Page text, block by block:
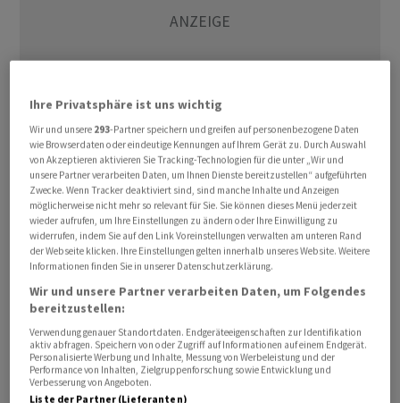
Gleichzeitig bekräftigte der Bankensoftwarespezialist
die Ziele für das Gesamtjahr.
In den Monaten von April bis Juni erreichte der Umsatz
239,0 Millionen US-Dollar, was im Rahmen des
Vorjahreswertes von 238,1 Millionen liegt, wie Temenos
am Donnerstagabend mitteilte. Der bereinigte
Betriebsgewinn EBIT stieg auf 84,7 Millionen Dollar, ein
Plus von 8 Prozent.
Ihre Privatsphäre ist uns wichtig
Wir und unsere 293-Partner speichern und greifen auf personenbezogene Daten
wie Browserdaten oder eindeutige Kennungen auf Ihrem Gerät zu. Durch Auswahl
von Akzeptieren aktivieren Sie Tracking-Technologien für die unter „Wir und
unsere Partner verarbeiten Daten, um Ihnen Dienste bereitzustellen“ aufgeführten
Zwecke. Wenn Tracker deaktiviert sind, sind manche Inhalte und Anzeigen
möglicherweise nicht mehr so relevant für Sie. Sie können dieses Menü jederzeit
wieder aufrufen, um Ihre Einstellungen zu ändern oder Ihre Einwilligung zu
widerrufen, indem Sie auf den Link Voreinstellungen verwalten am unteren Rand
der Webseite klicken. Ihre Einstellungen gelten innerhalb unseres Website. Weitere
Informationen finden Sie in unserer Datenschutzerklärung.
Wir und unsere Partner verarbeiten Daten, um Folgendes
bereitzustellen:
Verwendung genauer Standortdaten. Endgeräteeigenschaften zur Identifikation
aktiv abfragen. Speichern von oder Zugriff auf Informationen auf einem Endgerät.
Personalisierte Werbung und Inhalte, Messung von Werbeleistung und der
Performance von Inhalten, Zielgruppenforschung sowie Entwicklung und
Verbesserung von Angeboten.
Liste der Partner (Lieferanten)